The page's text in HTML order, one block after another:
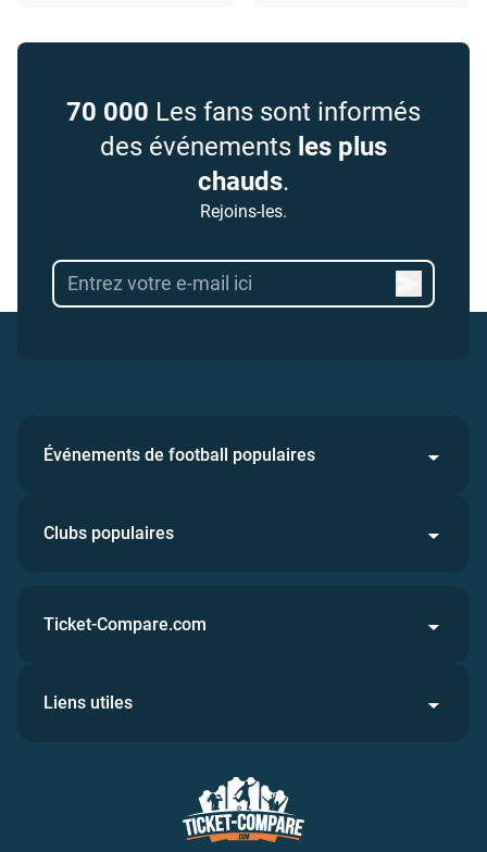
70 000 Les fans sont informés
des événements les plus
chauds.
Rejoins-les.
Événements de football populaires
Clubs populaires
Ticket-Compare.com
Liens utiles